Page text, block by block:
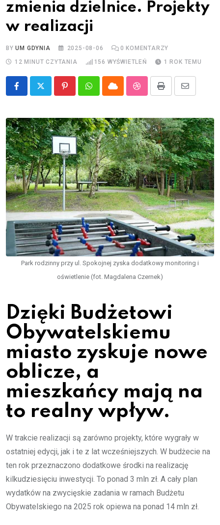
zmienia dzielnice. Projekty
w realizacji
BYUM GDYNIA 2025-08-06 0 KOMENTARZY
12 MINUT CZYTANIA
156 WYŚWIETLEŃ 1 ROK TEMU
PinterestWhatsappCloud StumbleUpon
Print
Share
Email
Park rodzinny przy ul. Spokojnej zyska dodatkowy monitoring i
oświetlenie (fot. Magdalena Czernek)
Dzięki Budżetowi
Obywatelskiemu
miasto zyskuje nowe
oblicze, a
mieszkańcy mają na
to realny wpływ.
W trakcie realizacji są zarówno projekty, które wygrały w
ostatniej edycji, jak i te z lat wcześniejszych. W budżecie na
ten rok przeznaczono dodatkowe środki na realizację
kilkudziesięciu inwestycji. To ponad 3 mln zł. A cały plan
wydatków na zwycięskie zadania w ramach Budżetu
Obywatelskiego na 2025 rok opiewa na ponad 14 mln zł.